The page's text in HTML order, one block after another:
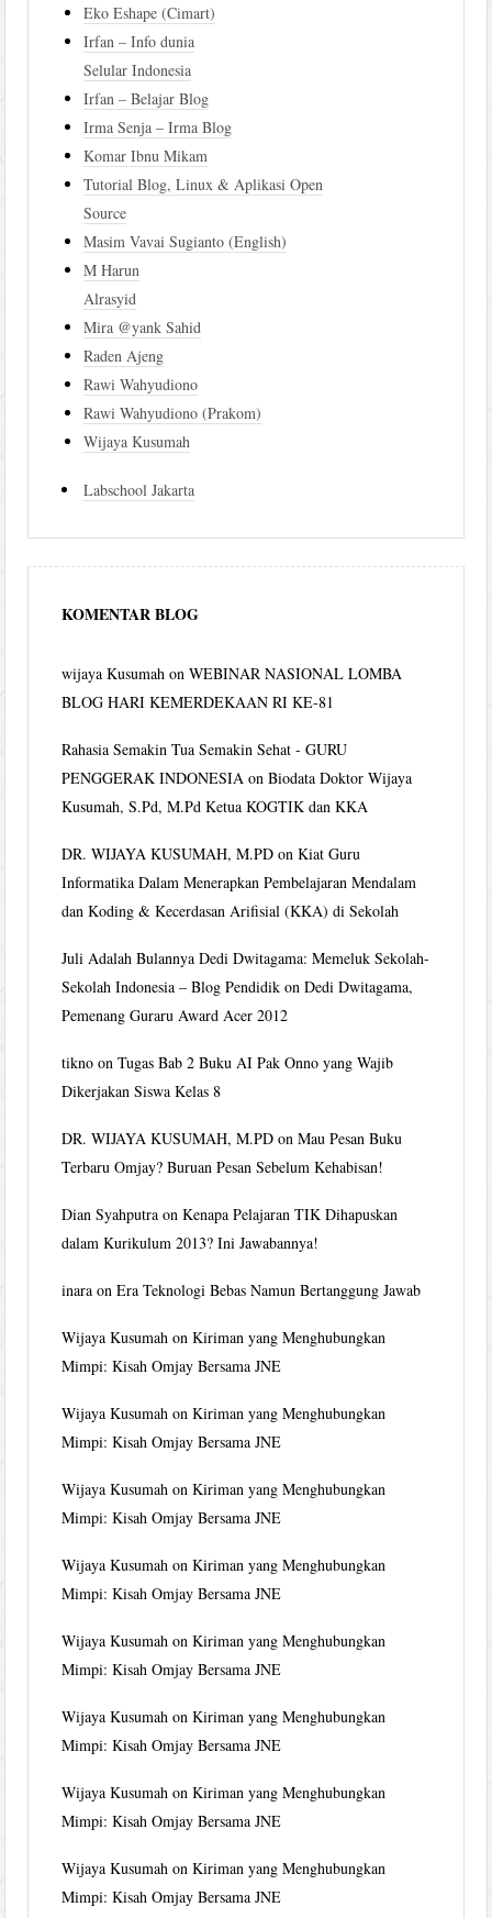
Eko Eshape (Cimart)
Irfan – Info dunia
Selular Indonesia
Irfan – Belajar Blog
Irma Senja – Irma Blog
Komar Ibnu Mikam
Tutorial Blog, Linux & Aplikasi Open
Source
Masim Vavai Sugianto (English)
M Harun
Alrasyid
Mira @yank Sahid
Raden Ajeng
Rawi Wahyudiono
Rawi Wahyudiono (Prakom)
Wijaya Kusumah
Labschool Jakarta
KOMENTAR BLOG
wijaya Kusumah onWEBINAR NASIONAL LOMBA
BLOG HARI KEMERDEKAAN RI KE-81
Rahasia Semakin Tua Semakin Sehat - GURU
PENGGERAK INDONESIA onBiodata Doktor Wijaya
Kusumah, S.Pd, M.Pd Ketua KOGTIK dan KKA
DR. WIJAYA KUSUMAH, M.PD onKiat Guru
Informatika Dalam Menerapkan Pembelajaran Mendalam
dan Koding & Kecerdasan Arifisial (KKA) di Sekolah
Juli Adalah Bulannya Dedi Dwitagama: Memeluk Sekolah-
Sekolah Indonesia – Blog Pendidik onDedi Dwitagama,
Pemenang Guraru Award Acer 2012
tikno onTugas Bab 2 Buku AI Pak Onno yang Wajib
Dikerjakan Siswa Kelas 8
DR. WIJAYA KUSUMAH, M.PD onMau Pesan Buku
Terbaru Omjay? Buruan Pesan Sebelum Kehabisan!
Dian Syahputra onKenapa Pelajaran TIK Dihapuskan
dalam Kurikulum 2013? Ini Jawabannya!
inara onEra Teknologi Bebas Namun Bertanggung Jawab
Wijaya Kusumah onKiriman yang Menghubungkan
Mimpi: Kisah Omjay Bersama JNE
Wijaya Kusumah onKiriman yang Menghubungkan
Mimpi: Kisah Omjay Bersama JNE
Wijaya Kusumah onKiriman yang Menghubungkan
Mimpi: Kisah Omjay Bersama JNE
Wijaya Kusumah onKiriman yang Menghubungkan
Mimpi: Kisah Omjay Bersama JNE
Wijaya Kusumah onKiriman yang Menghubungkan
Mimpi: Kisah Omjay Bersama JNE
Wijaya Kusumah onKiriman yang Menghubungkan
Mimpi: Kisah Omjay Bersama JNE
Wijaya Kusumah onKiriman yang Menghubungkan
Mimpi: Kisah Omjay Bersama JNE
Wijaya Kusumah onKiriman yang Menghubungkan
Mimpi: Kisah Omjay Bersama JNE